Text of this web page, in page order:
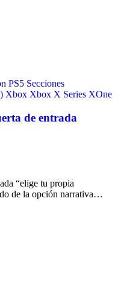
PS5 Secciones
Xbox Xbox X Series XOne
de entrada
“elige tu propia
de la opción narrativa…